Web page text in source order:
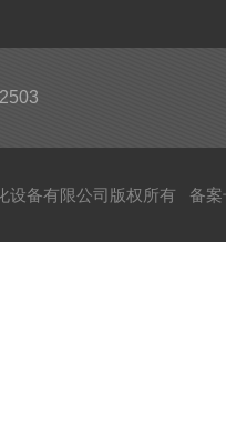
设备有限公司版权所有 备案